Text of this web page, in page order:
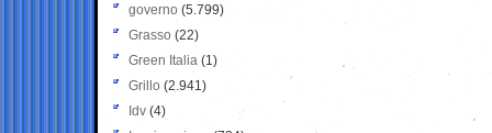
governo (5.799)
Grasso (22)
Green Italia (1)
Grillo (2.941)
Idv (4)